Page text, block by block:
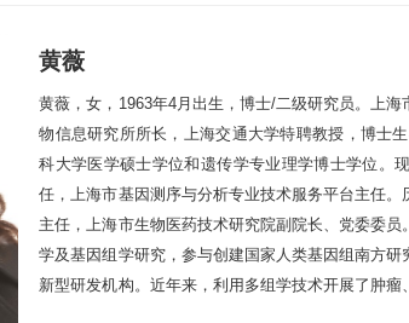
的研究（上海市科委，重大基础性研究）、避孕节
率的生物、心理和社会危险因素（南南合作多中心
研究。已发表180余篇研究论文，其中发表在国际
优秀成果奖。主要社会学术兼职包括：上海市计划
共卫生学位评定分委员会委员，复旦大学公共卫生
编，《中华生殖与避孕杂志》编委，《Asian Journal
黄薇
黄薇，女，1963年4月出生，博士/二级研究员。上
物信息研究所所长，上海交通大学特聘教授，博士
科大学医学硕士学位和遗传学专业理学博士学位。
任，上海市基因测序与分析专业技术服务平台主任。
主任，上海市生物医药技术研究院副院长、党委委
学及基因组学研究，参与创建国家人类基因组南方
新型研发机构。近年来，利用多组学技术开展了肿